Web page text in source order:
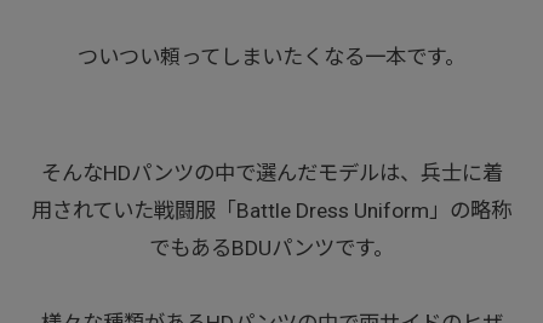
ついつい頼ってしまいたくなる一本です。
そんなHDパンツの中で選んだモデルは、兵士に着
用されていた戦闘服「Battle Dress Uniform」の略称
でもあるBDUパンツです。